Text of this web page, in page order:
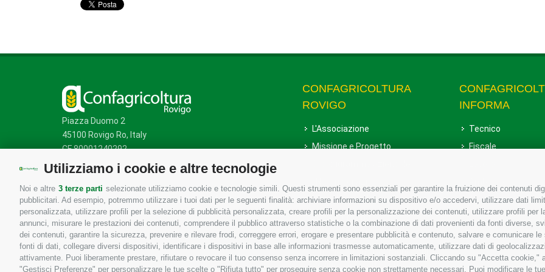
Utilizziamo i cookie e altre tecnologie
Noi e altre 3 terze parti selezionate utilizziamo cookie e tecnologie simili. Questi strumenti sono essenziali per garantire la fruizione dei contenuti
pubblicitari. Ad esempio, potremmo utilizzare i tuoi dati per le seguenti finalità: archiviare informazioni su dispositivo e/o accedervi, utilizzare dati
personalizzata, utilizzare profili per la selezione di pubblicità personalizzata, creare profili per la personalizzazione dei contenuti, utilizzare profili
annunci, misurare le prestazioni dei contenuti, comprendere il pubblico attraverso statistiche o la combinazione di dati provenienti da fonti diverse,
dei contenuti, garantire la sicurezza, prevenire e rilevare frodi, correggere errori, erogare e presentare pubblicità e contenuto, salvare e comunicare
fonti di dati, collegare diversi dispositivi, identificare i dispositivi in base alle informazioni trasmesse automaticamente, utilizzare dati di
attivamente. Puoi liberamente prestare, rifiutare o revocare il tuo consenso senza incorrere in limitazioni sostanziali. Cliccando su "Accetta
"Gestisci Preferenze" per personalizzare le tue scelte o "Rifiuta tutto" per proseguire senza cookie non strettamente necessari. Puoi modificare le
Piazza Duomo 2
45100 Rovigo Ro, Italy
CF 80001240292
Mappa del sito/Privacy Policy /Cookie Policy
CONFAGRICOLTURA
ROVIGO
L'Associazione
Missione e Progetto
Uffici della Sede provinciale
Le Sedi di Zona
Agricoltori S.r.l.
Whistleblowing Confagricoltura
Rovigo e Agricoltori srl
INFORMA
Tecnico
Fiscale
Associazione